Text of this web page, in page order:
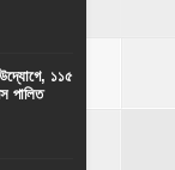
উদ্যোগে, ১১৫
পালিত